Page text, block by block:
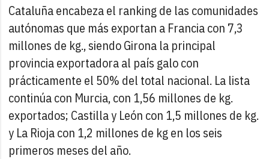
Cataluña encabeza el ranking de las comunidades
autónomas que más exportan a Francia con 7,3
millones de kg., siendo Girona la principal
provincia exportadora al país galo con
prácticamente el 50% del total nacional. La lista
continúa con Murcia, con 1,56 millones de kg.
exportados; Castilla y León con 1,5 millones de kg.
y La Rioja con 1,2 millones de kg en los seis
primeros meses del año.